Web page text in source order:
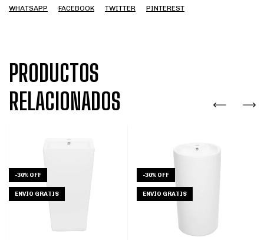
WHATSAPP FACEBOOK TWITTER PINTEREST
PRODUCTOS
RELACIONADOS
-30% OFF
ENVÍO GRATIS
-30% OFF
ENVÍO GRATIS